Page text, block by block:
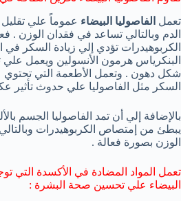
تعمل الفاصوليا البيضاء عموماً علي
الدم وبالتالي تساعد في فقدان الوزن .
الكربوهيدرات تؤدي إلي زيادة السكر في
البنكرياس هرمون الأنسولين ويعمل
شكل دهون . وتعمل الأطعمة التي تحتوي
السكر مثل الفاصوليا علي حدوث تأثير
بالإضافة إلي أن تمد الفاصوليا الجسم
يبطئ من إمتصاص الكربوهيدرات
الوزن بصورة فعالة .
تعمل المواد المضادة في الأكسدة التي
البيضاء علي تحسين صحة البشرة :